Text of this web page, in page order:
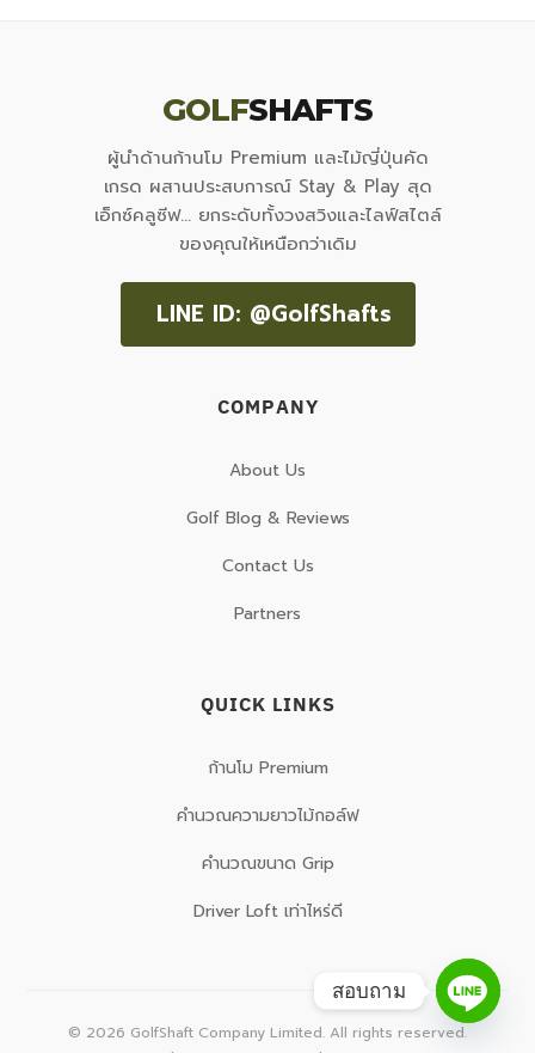
GOLFSHAFTS
ผู้นำด้านก้านโม Premium และไม้ญี่ปุ่นคัด
เกรด ผสานประสบการณ์ Stay & Play สุด
เอ็กซ์คลูซีฟ... ยกระดับทั้งวงสวิงและไลฟ์สไตล์
ของคุณให้เหนือกว่าเดิม
LINE ID: @GolfShafts
COMPANY
About Us
Golf Blog & Reviews
Contact Us
Partners
QUICK LINKS
ก้านโม Premium
คำนวณความยาวไม้กอล์ฟ
คำนวณขนาด Grip
Driver Loft เท่าไหร่ดี
© 2026 GolfShaft Company Limited. All rights reserved.
สอบถาม